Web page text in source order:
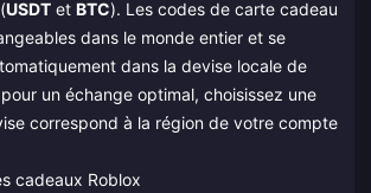
USDT et BTC). Les codes de carte cadeau
dans le monde entier et se
dans la devise locale de
un échange optimal, choisissez une
correspond à la région de votre compte
cadeaux Roblox